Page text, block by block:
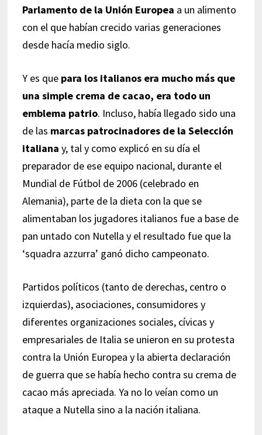
Parlamento de la Unión Europea a un alimento
con el que habían crecido varias generaciones
desde hacía medio siglo.
Y es que para los italianos era mucho más que
una simple crema de cacao, era todo un
emblema patrio. Incluso, había llegado sido una
de las marcas patrocinadores de la Selección
italiana y, tal y como explicó en su día el
preparador de ese equipo nacional, durante el
Mundial de Fútbol de 2006 (celebrado en
Alemania), parte de la dieta con la que se
alimentaban los jugadores italianos fue a base de
pan untado con Nutella y el resultado fue que la
‘squadra azzurra’ ganó dicho campeonato.
Partidos políticos (tanto de derechas, centro o
izquierdas), asociaciones, consumidores y
diferentes organizaciones sociales, cívicas y
empresariales de Italia se unieron en su protesta
contra la Unión Europea y la abierta declaración
de guerra que se había hecho contra su crema de
cacao más apreciada. Ya no lo veían como un
ataque a Nutella sino a la nación italiana.